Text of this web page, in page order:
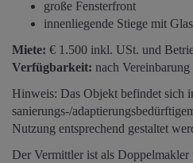
große Fensterfront
innenliegende Stiege mit
Miete: € 1.500 inkl. USt. und
Verfügbarkeit: nach Vereinbarung
Hinweis: Das Objekt befindet sich
sanierungs-/
Nutzung entsprechend gestaltet
Der Vermittler ist als Doppelmakler